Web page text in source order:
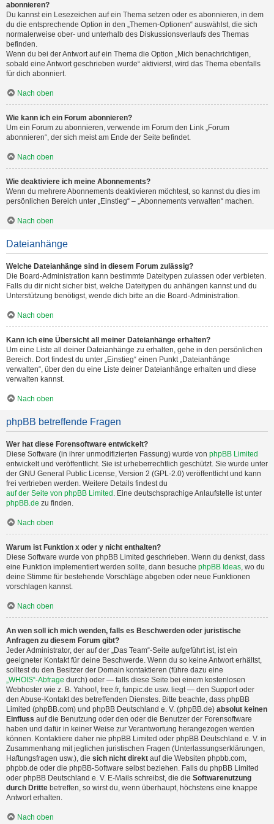
abonnieren?
Du kannst ein Lesezeichen auf ein Thema setzen oder es abonnieren, in dem
du die entsprechende Option in den „Themen-Optionen“ auswählst, die sich
normalerweise ober- und unterhalb des Diskussionsverlaufs des Themas
befinden.
Wenn du bei der Antwort auf ein Thema die Option „Mich benachrichtigen,
sobald eine Antwort geschrieben wurde“ aktivierst, wird das Thema ebenfalls
für dich abonniert.
Nach oben
Wie kann ich ein Forum abonnieren?
Um ein Forum zu abonnieren, verwende im Forum den Link „Forum
abonnieren“, der sich meist am Ende der Seite befindet.
Nach oben
Wie deaktiviere ich meine Abonnements?
Wenn du mehrere Abonnements deaktivieren möchtest, so kannst du dies im
persönlichen Bereich unter „Einstieg“ – „Abonnements verwalten“ machen.
Nach oben
Dateianhänge
Welche Dateianhänge sind in diesem Forum zulässig?
Die Board-Administration kann bestimmte Dateitypen zulassen oder verbieten.
Falls du dir nicht sicher bist, welche Dateitypen du anhängen kannst und du
Unterstützung benötigst, wende dich bitte an die Board-Administration.
Nach oben
Kann ich eine Übersicht all meiner Dateianhänge erhalten?
Um eine Liste all deiner Dateianhänge zu erhalten, gehe in den persönlichen
Bereich. Dort findest du unter „Einstieg“ einen Punkt „Dateianhänge
verwalten“, über den du eine Liste deiner Dateianhänge erhalten und diese
verwalten kannst.
Nach oben
phpBB betreffende Fragen
Wer hat diese Forensoftware entwickelt?
Diese Software (in ihrer unmodifizierten Fassung) wurde von phpBB Limited
entwickelt und veröffentlicht. Sie ist urheberrechtlich geschützt. Sie wurde unter
der GNU General Public License, Version 2 (GPL-2.0) veröffentlicht und kann
frei vertrieben werden. Weitere Details findest du
auf der Seite von phpBB Limited . Eine deutschsprachige Anlaufstelle ist unter
phpBB.de zu finden.
Nach oben
Warum ist Funktion x oder y nicht enthalten?
Diese Software wurde von phpBB Limited geschrieben. Wenn du denkst, dass
eine Funktion implementiert werden sollte, dann besuche phpBB Ideas, wo du
deine Stimme für bestehende Vorschläge abgeben oder neue Funktionen
vorschlagen kannst.
Nach oben
An wen soll ich mich wenden, falls es Beschwerden oder juristische
Anfragen zu diesem Forum gibt?
Jeder Administrator, der auf der „Das Team“-Seite aufgeführt ist, ist ein
geeigneter Kontakt für deine Beschwerde. Wenn du so keine Antwort erhältst,
solltest du den Besitzer der Domain kontaktieren (führe dazu eine
„WHOIS“-Abfrage durch) oder — falls diese Seite bei einem kostenlosen
Webhoster wie z. B. Yahoo!, free.fr, funpic.de usw. liegt — den Support oder
den Abuse-Kontakt des betreffenden Dienstes. Bitte beachte, dass phpBB
Limited (phpBB.com) und phpBB Deutschland e. V. (phpBB.de) absolut keinen
Einfluss auf die Benutzung oder den oder die Benutzer der Forensoftware
haben und dafür in keiner Weise zur Verantwortung herangezogen werden
können. Kontaktiere daher nie phpBB Limited oder phpBB Deutschland e. V. in
Zusammenhang mit jeglichen juristischen Fragen (Unterlassungserklärungen,
Haftungsfragen usw.), die sich nicht direkt auf die Websiten phpbb.com,
phpbb.de oder die phpBB-Software selbst beziehen. Falls du phpBB Limited
oder phpBB Deutschland e. V. E-Mails schreibst, die die Softwarenutzung
durch Dritte betreffen, so wirst du, wenn überhaupt, höchstens eine knappe
Antwort erhalten.
Nach oben